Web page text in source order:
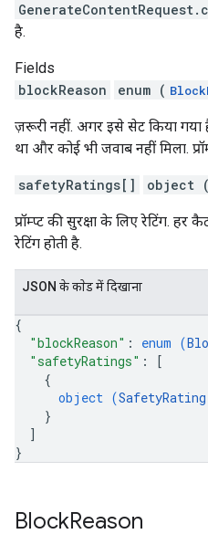
है.
Fields
blockReason
enum (
ज़रूरी नहीं. अगर इसे सेट किया गया
था और कोई भी जवाब नहीं मिला.
safetyRatings[] object (
प्रॉम्प्ट की सुरक्षा के लिए रेटिंग.
रेटिंग होती है.
JSON के काेड में दिखाना
{
"blockReason" : enum (
"safetyRatings" :
[
{
object (SafetyRating
}
]
}
BlockReason